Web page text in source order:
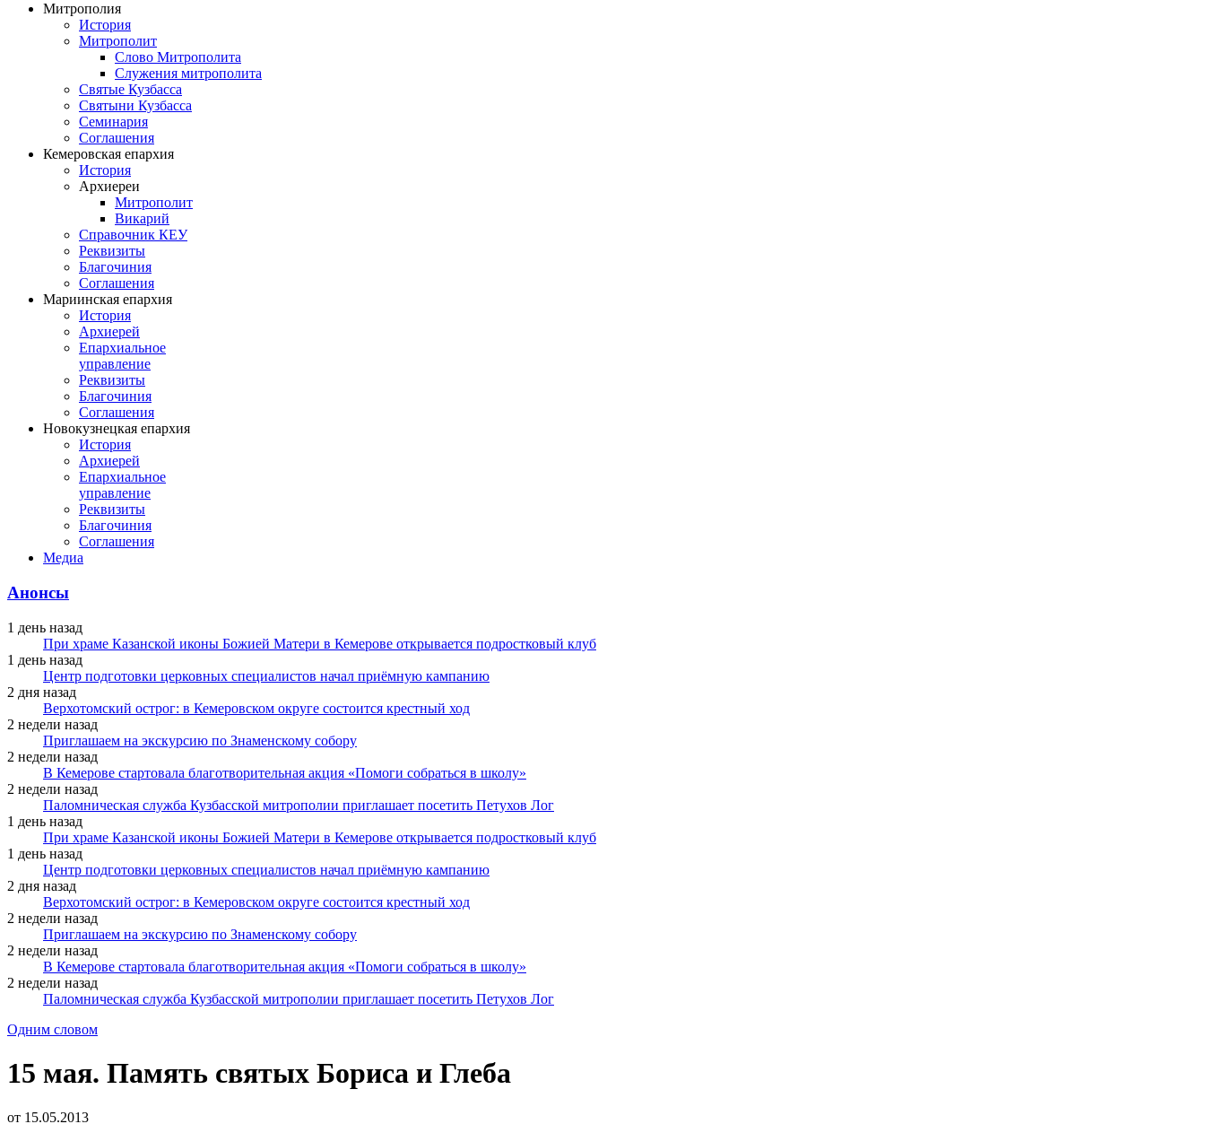
Митрополия
История
Митрополит
Слово Митрополита
Служения митрополита
Святые Кузбасса
Святыни Кузбасса
Семинария
Соглашения
Кемеровская епархия
История
Архиереи
Митрополит
Викарий
Справочник КЕУ
Реквизиты
Благочиния
Соглашения
Мариинская епархия
История
Архиерей
Епархиальное
управление
Реквизиты
Благочиния
Соглашения
Новокузнецкая епархия
История
Архиерей
Епархиальное
управление
Реквизиты
Благочиния
Соглашения
Медиа
Анонсы
1 день назад
При храме Казанской иконы Божией Матери в Кемерове открывается подростковый клуб
1 день назад
Центр подготовки церковных специалистов начал приёмную кампанию
2 дня назад
Верхотомский острог: в Кемеровском округе состоится крестный ход
2 недели назад
Приглашаем на экскурсию по Знаменскому собору
2 недели назад
В Кемерове стартовала благотворительная акция «Помоги собраться в школу»
2 недели назад
Паломническая служба Кузбасской митрополии приглашает посетить Петухов Лог
1 день назад
При храме Казанской иконы Божией Матери в Кемерове открывается подростковый клуб
1 день назад
Центр подготовки церковных специалистов начал приёмную кампанию
2 дня назад
Верхотомский острог: в Кемеровском округе состоится крестный ход
2 недели назад
Приглашаем на экскурсию по Знаменскому собору
2 недели назад
В Кемерове стартовала благотворительная акция «Помоги собраться в школу»
2 недели назад
Паломническая служба Кузбасской митрополии приглашает посетить Петухов Лог
Одним словом
15 мая. Память святых Бориса и Глеба
от 15.05.2013